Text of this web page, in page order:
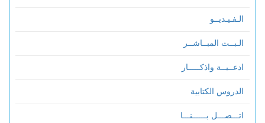
الـفـيـديــو
الـبــث المبــاشــر
ادعــيــة واذكـــــار
الدروس الكتابية
اتـــصـــل بــــــنـــا